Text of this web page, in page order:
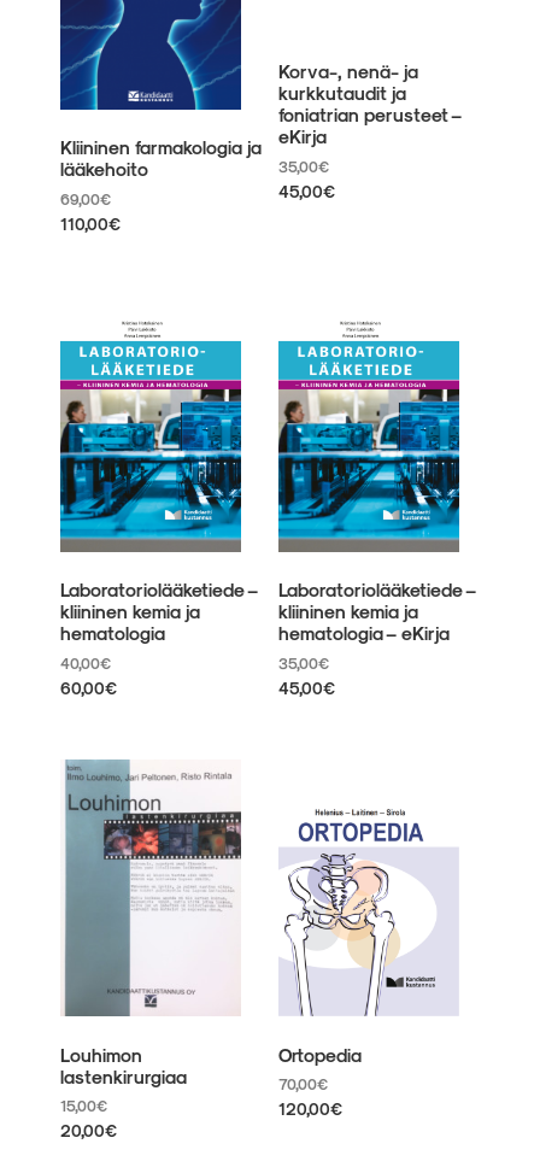
Kliininen farmakologia ja
lääkehoito
69,00€
110,00€
useampi
muunnelma.
Voit
tehdä
valinnat
tuotteen
sivulla.
Korva-, nenä- ja
kurkkutaudit ja
foniatrian perusteet –
eKirja
35,00€
45,00€
tehdä
valinnat
tuotteen
sivulla.
Laboratoriolääketiede –
kliininen kemia ja
hematologia
40,00€
60,00€
on
useampi
muunnelma.
tehdä
valinnat
Laboratoriolääketiede –
kliininen kemia ja
hematologia – eKirja
35,00€
45,00€
Voit
tehdä
valinnat
tuotteen
sivulla.
Louhimon
lastenkirurgiaa
15,00€
20,00€
Ortopedia
70,00€
120,00€